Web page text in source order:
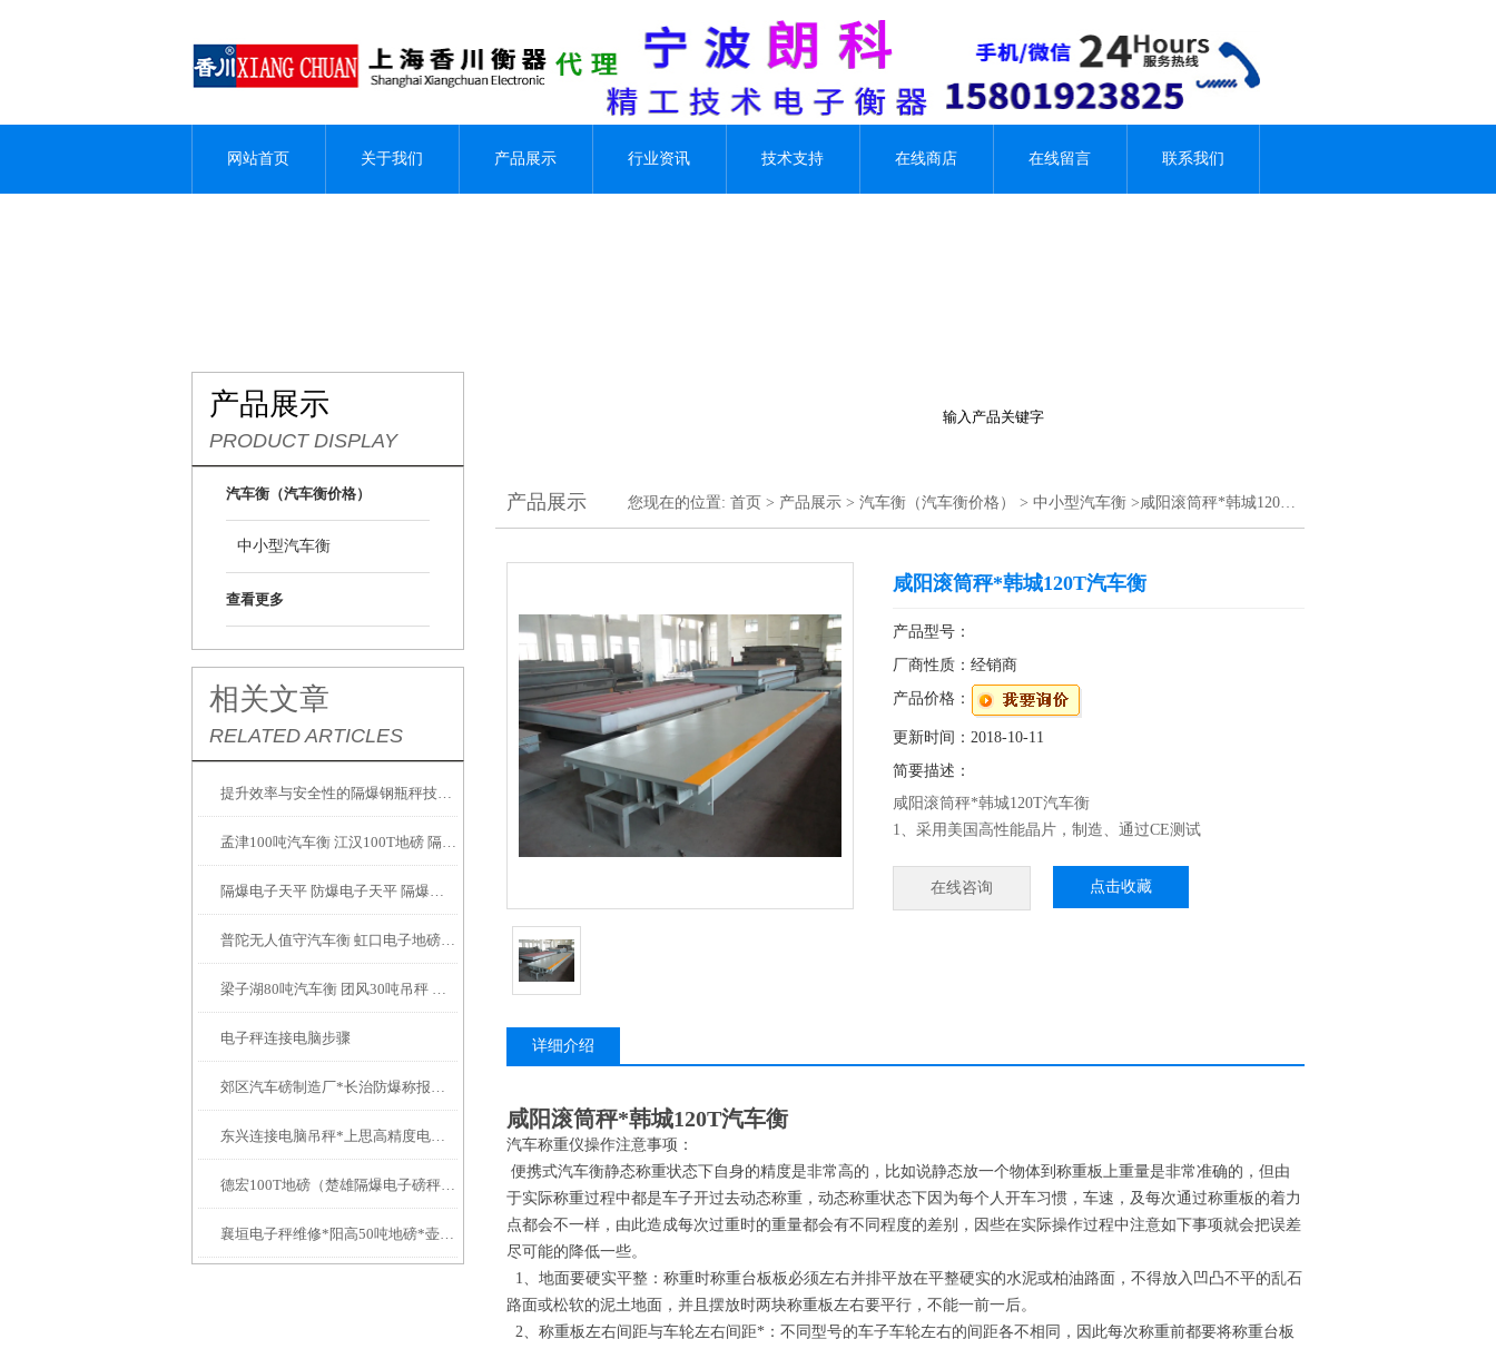
网站首页 关于我们 产品展示 行业资讯 技术支持 在线商店 在线留言 联系我们
产品展示
PRODUCT DISPLAY
汽车衡（汽车衡价格）
中小型汽车衡
查看更多
相关文章
RELATED ARTICLES
提升效率与安全性的隔爆钢瓶秤技术解析
孟津100吨汽车衡 江汉100T地磅 隔爆油桶秤产品参数：
隔爆电子天平 防爆电子天平 隔爆吊秤 故障维修解决方案：
普陀无人值守汽车衡 虹口电子地磅 月浦地磅 罗泾汽车衡
梁子湖80吨汽车衡 团风30吨吊秤 云梦200T地磅安装调试
电子秤连接电脑步骤
郊区汽车磅制造厂*长治防爆称报价*襄垣电子秤维修*屯留汽车磅修理
东兴连接电脑吊秤*上思高精度电子称*万秀防水称*城区电子称
德宏100T地磅（楚雄隔爆电子磅秤）盐津防爆衡器）大理便携式轨道秤
襄垣电子秤维修*阳高50吨地磅*壶关汽车衡制造厂*沁源吊钩称维修
产品展示 您现在的位置: 首页 > 产品展示 > 汽车衡（汽车衡价格） > 中小型汽车衡 >咸阳滚筒秤*韩城120T汽车衡
咸阳滚筒秤*韩城120T汽车衡
产品型号：
厂商性质：经销商
产品价格：
更新时间：2018-10-11
简要描述：
咸阳滚筒秤*韩城120T汽车衡
1、采用美国高性能晶片，制造、通过CE测试
产品、肉食品、蔬菜等加工行业 3、外壳不锈刚材料制作，
美观、卫生、高档
在线咨询 点击收藏
详细介绍
咸阳滚筒秤*韩城120T汽车衡
汽车称重仪操作注意事项：
便携式汽车衡静态称重状态下自身的精度是非常高的，比如说静态放一个物体到称重板上重量是非常准确的，但由
于实际称重过程中都是车子开过去动态称重，动态称重状态下因为每个人开车习惯，车速，及每次通过称重板的着力
点都会不一样，由此造成每次过重时的重量都会有不同程度的差别，因些在实际操作过程中注意如下事项就会把误差
尽可能的降低一些。
1、地面要硬实平整：称重时称重台板板必须左右并排平放在平整硬实的水泥或柏油路面，不得放入凹凸不平的乱石
路面或松软的泥土地面，并且摆放时两块称重板左右要平行，不能一前一后。
2、称重板左右间距与车轮左右间距*：不同型号的车子车轮左右的间距各不相同，因此每次称重前都要将称重台板